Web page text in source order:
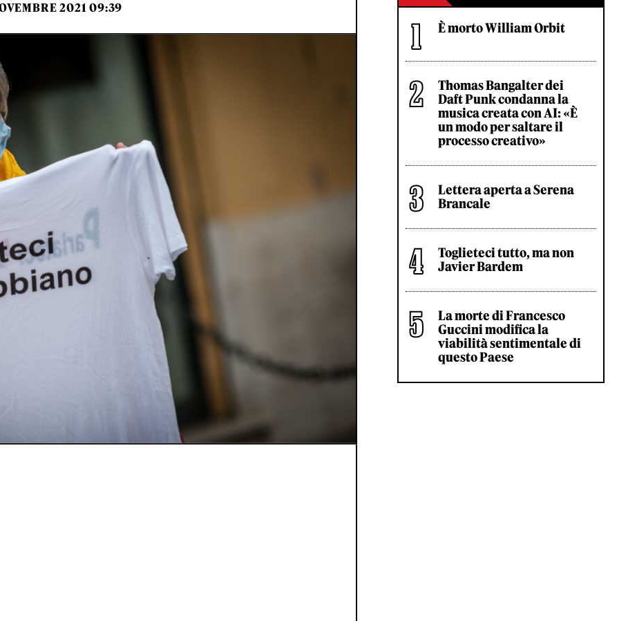
2021 09:39
È morto William Orbit
Thomas Bangalter dei
Daft Punk condanna la
musica creata con AI: «È
un modo per saltare il
processo creativo»
Lettera aperta a Serena
Brancale
Toglieteci tutto, ma non
Javier Bardem
La morte di Francesco
Guccini modifica la
viabilità sentimentale di
questo Paese